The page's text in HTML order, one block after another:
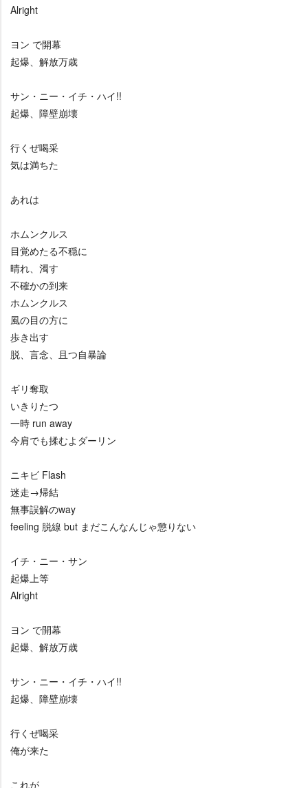
Alright
ヨン で開幕
起爆、解放万歳
サン・ニー・イチ・ハイ!!
起爆、障壁崩壊
行くぜ喝采
気は満ちた
あれは
ホムンクルス
目覚めたる不穏に
晴れ、濁す
不確かの到来
ホムンクルス
風の目の方に
歩き出す
脱、言念、且つ自暴論
ギリ奪取
いきりたつ
一時 run away
今肩でも揉むよダーリン
ニキビ Flash
迷走→帰結
無事誤解のway
feeling 脱線 but まだこんなんじゃ懲りない
イチ・ニー・サン
起爆上等
Alright
ヨン で開幕
起爆、解放万歳
サン・ニー・イチ・ハイ!!
起爆、障壁崩壊
行くぜ喝采
俺が来た
これが